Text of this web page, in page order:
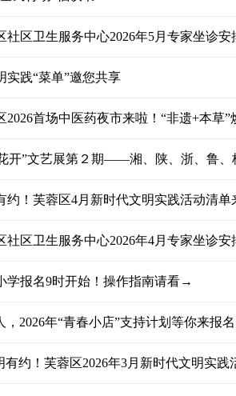
社区卫生服务中心2026年5月专家坐诊安
实践“菜单”邀您共享
2026首场中医药夜市来啦！“非遗+本草
开”文艺展第２期——湘、陕、浙、鲁、
约！芙蓉区4月新时代文明实践活动清单
社区卫生服务中心2026年4月专家坐诊安
学报名9时开始！操作指南请看→
，2026年“青春小店”支持计划等你来报
有约！芙蓉区2026年3月新时代文明实践